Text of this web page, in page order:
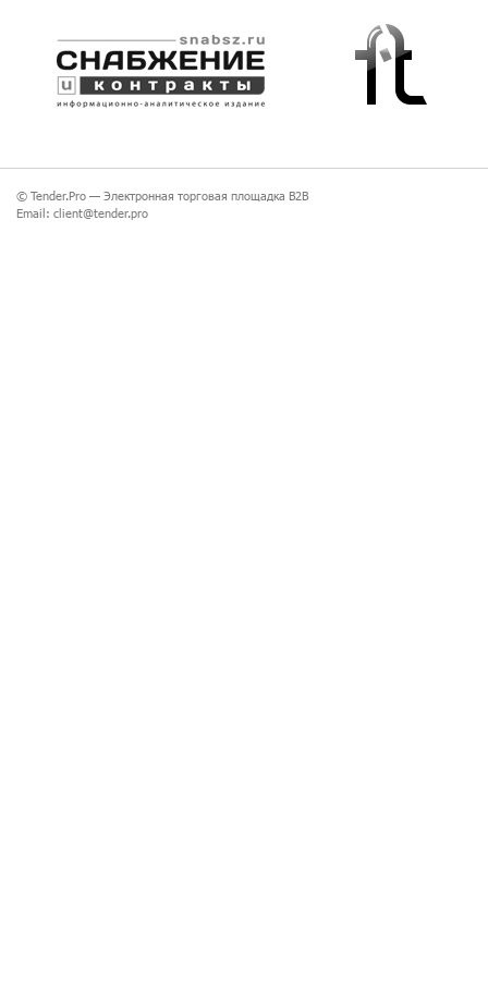
© Tender.Pro — Электронная торговая площадка B2B
Email: client@tender.pro